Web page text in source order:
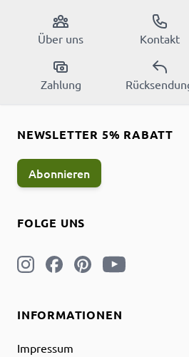
Über uns Kontakt
Zahlung
INFORMATIONEN
Impressum
FOLGE UNS
NEWSLETTER 5% RABATT
Abonnieren